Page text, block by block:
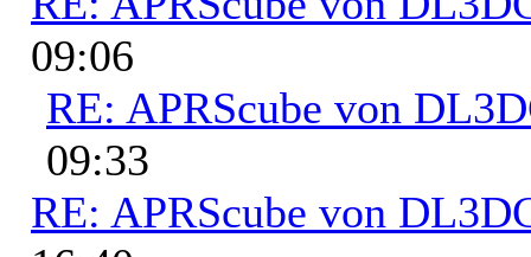
09:06
RE: APRScube von
09:33
RE: APRScube von